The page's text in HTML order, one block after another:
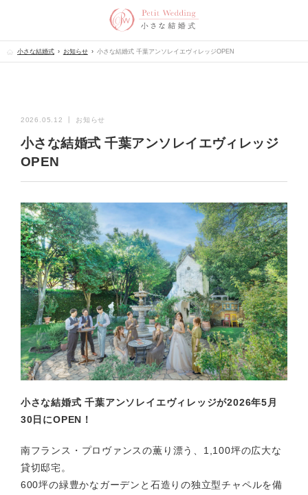
小さな結婚式 お知らせ 小さな結婚式 千葉アンソレイエヴィレッジOPEN
2026.05.12 ┃ お知らせ
小さな結婚式 千葉アンソレイエヴィレッジ
OPEN
小さな結婚式 千葉アンソレイエヴィレッジが2026年5月
30日にOPEN！
南フランス・プロヴァンスの薫り漂う、1,100坪の広大な
貸切邸宅。
600坪の緑豊かなガーデンと石造りの独立型チャペルを備